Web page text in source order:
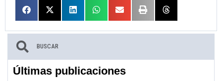
Últimas publicaciones